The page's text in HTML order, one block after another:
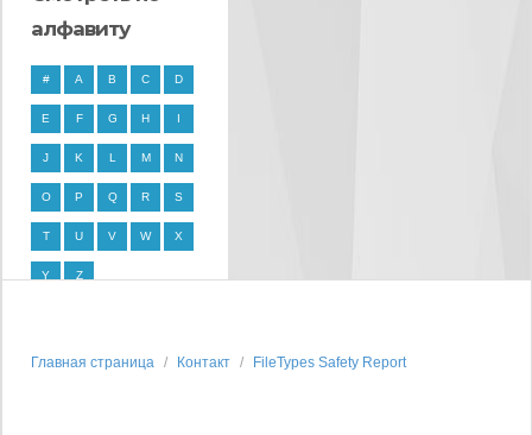
алфавиту
# A B C D
E F G H I
J K L M N
O P Q R S
T U V W X
Y Z
Главная страница Контакт FileTypes Safety Report